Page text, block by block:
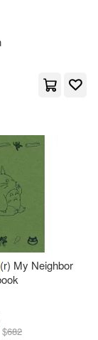
(r) My Neighbor
$682